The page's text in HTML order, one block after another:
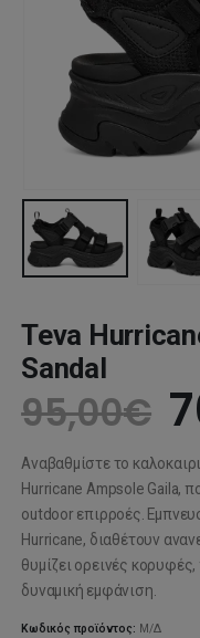
Teva
Sandal
95,00€
Αναβαθμίστε το
Hurricane Ampsole Gaila,
outdoor επιρροές.
Hurricane, διαθέτουν
θυμίζει ορεινές
δυναμική εμφάνιση.
Κωδικός προϊόντος: Μ/Δ